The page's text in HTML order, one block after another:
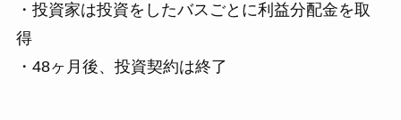
・投資家は投資をしたバスごとに利益分配金を取
得
・48ヶ月後、投資契約は終了